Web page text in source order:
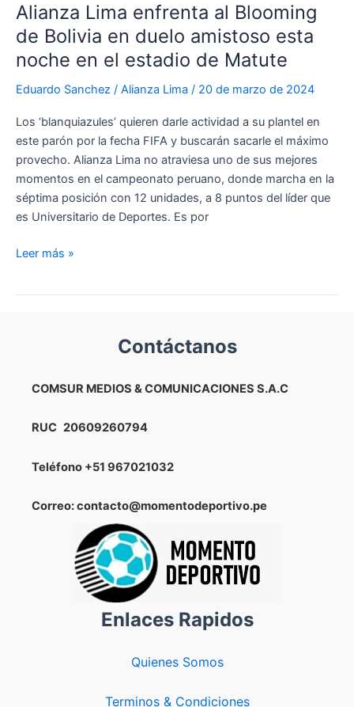
Jorge
Fossati
La
Bicolor
Alianza Lima enfrenta al Blooming
de Bolivia en duelo amistoso esta
noche en el estadio de Matute
Eduardo Sanchez / Alianza Lima / 20 de marzo de 2024
Los ‘blanquiazules’ quieren darle actividad a su plantel en
este parón por la fecha FIFA y buscarán sacarle el máximo
provecho. Alianza Lima no atraviesa uno de sus mejores
momentos en el campeonato peruano, donde marcha en la
séptima posición con 12 unidades, a 8 puntos del líder que
es Universitario de Deportes. Es por
Alianza
amistoso
noche
Leer más »
Contáctanos
COMSUR MEDIOS & COMUNICACIONES S.A.C
RUC 20609260794
Teléfono +51 967021032
Correo: contacto@momentodeportivo.pe
Enlaces Rapidos
Quienes Somos
Terminos & Condiciones